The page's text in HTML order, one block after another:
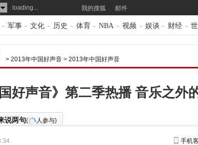
loading... 我的搜狐 邮件
- 军事 - 文化 - 历史 - 体育 - NBA - 视频 - 娱谈 - 财经 -
> 2013年中国好声音 > 2013年中国好声音
国好声音》第二季热播 音乐之外
说两句( 人参与)
手机